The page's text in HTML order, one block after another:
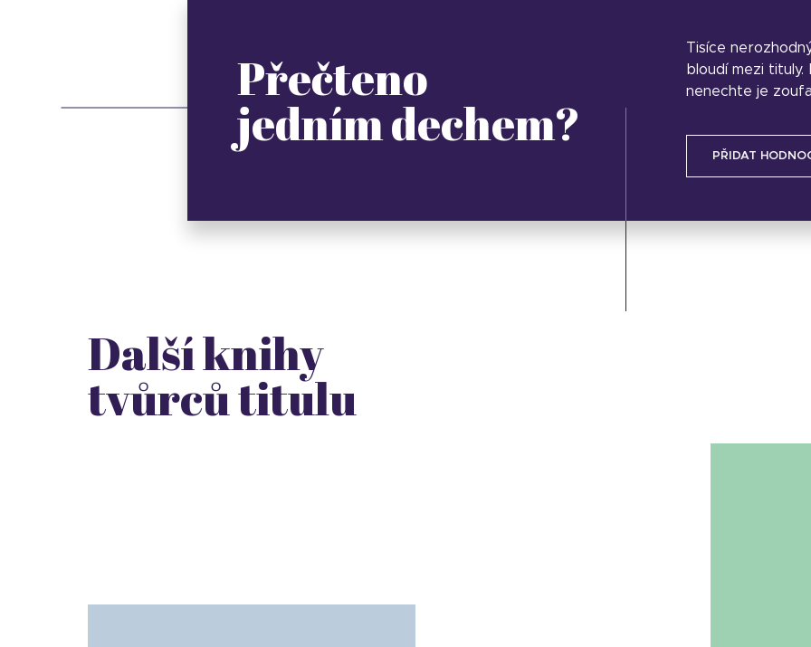
Přečteno
jedním dechem?
Tisíce
bloudí mezi
nenechte je
PŘIDAT
Další knihy
tvůrců titulu